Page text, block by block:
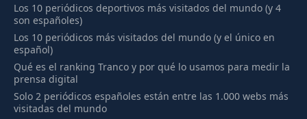
Los 10 periódicos deportivos más visitados del mundo (y 4
son españoles)
Los 10 periódicos más visitados del mundo (y el único en
español)
Qué es el ranking Tranco y por qué lo usamos para medir la
prensa digital
Solo 2 periódicos españoles están entre las 1.000 webs más
visitadas del mundo